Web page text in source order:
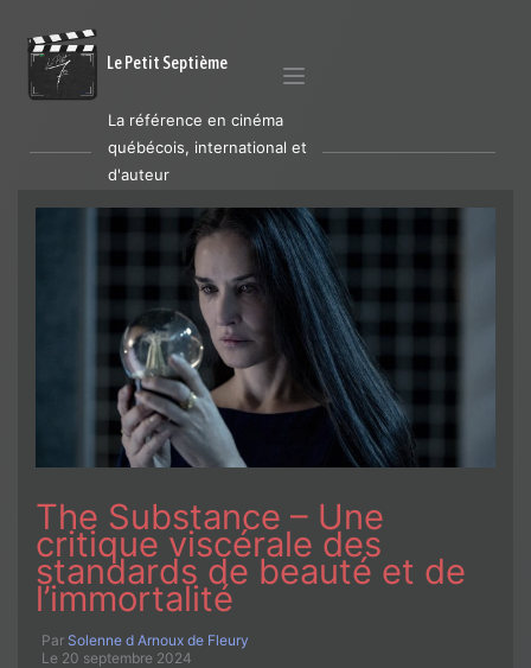
Le Petit Septième
La référence en cinéma
québécois, international et
d'auteur
The Substance – Une
critique viscérale des
standards de beauté et de
l’immortalité
Par Solenne d Arnoux de Fleury
Le 20 septembre 2024